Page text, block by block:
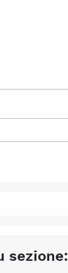
sezione: